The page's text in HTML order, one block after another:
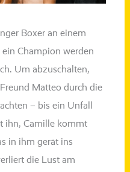
Boxer an einem
Champion wer­den
Um abzu­schal­ten,
Matteo durch die
– bis ein Unfall
ihn, Camille kommt
in ihm gerät ins
die Lust am